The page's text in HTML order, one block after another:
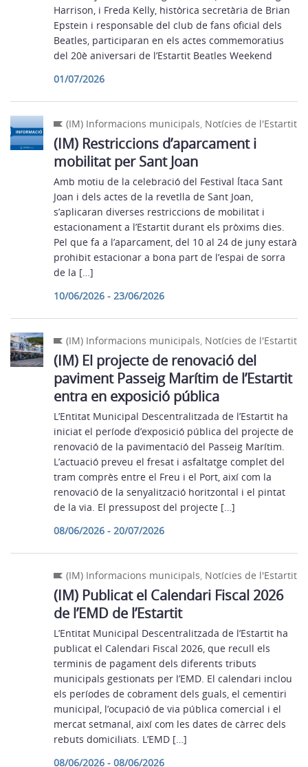
Harrison, i Freda Kelly, històrica secretària de Brian
Epstein i responsable del club de fans oficial dels
Beatles, participaran en els actes commemoratius
del 20è aniversari de l’Estartit Beatles Weekend
01/07/2026
(IM) Informacions municipals, Notícies de l'Estartit
(IM) Restriccions d’aparcament i
mobilitat per Sant Joan
Amb motiu de la celebració del Festival Ítaca Sant
Joan i dels actes de la revetlla de Sant Joan,
s’aplicaran diverses restriccions de mobilitat i
estacionament a l’Estartit durant els pròxims dies.
Pel que fa a l’aparcament, del 10 al 24 de juny estarà
prohibit estacionar a bona part de l’espai de sorra
de la […]
10/06/2026 - 23/06/2026
(IM) Informacions municipals, Notícies de l'Estartit
(IM) El projecte de renovació del
paviment Passeig Marítim de l’Estartit
entra en exposició pública
L’Entitat Municipal Descentralitzada de l’Estartit ha
iniciat el període d’exposició pública del projecte de
renovació de la pavimentació del Passeig Marítim.
L’actuació preveu el fresat i asfaltatge complet del
tram comprès entre el Freu i el Port, així com la
renovació de la senyalització horitzontal i el pintat
de la via. El pressupost del projecte […]
08/06/2026 - 20/07/2026
(IM) Informacions municipals, Notícies de l'Estartit
(IM) Publicat el Calendari Fiscal 2026
de l’EMD de l’Estartit
L’Entitat Municipal Descentralitzada de l’Estartit ha
publicat el Calendari Fiscal 2026, que recull els
terminis de pagament dels diferents tributs
municipals gestionats per l’EMD. El calendari inclou
els períodes de cobrament dels guals, el cementiri
municipal, l’ocupació de via pública comercial i el
mercat setmanal, així com les dates de càrrec dels
rebuts domiciliats. L’EMD […]
08/06/2026 - 08/06/2026